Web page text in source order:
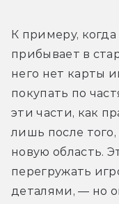
К примеру,
прибывает в
него нет карты
покупать по
эти части, как
лишь после
новую область.
перегружать
деталями, — но